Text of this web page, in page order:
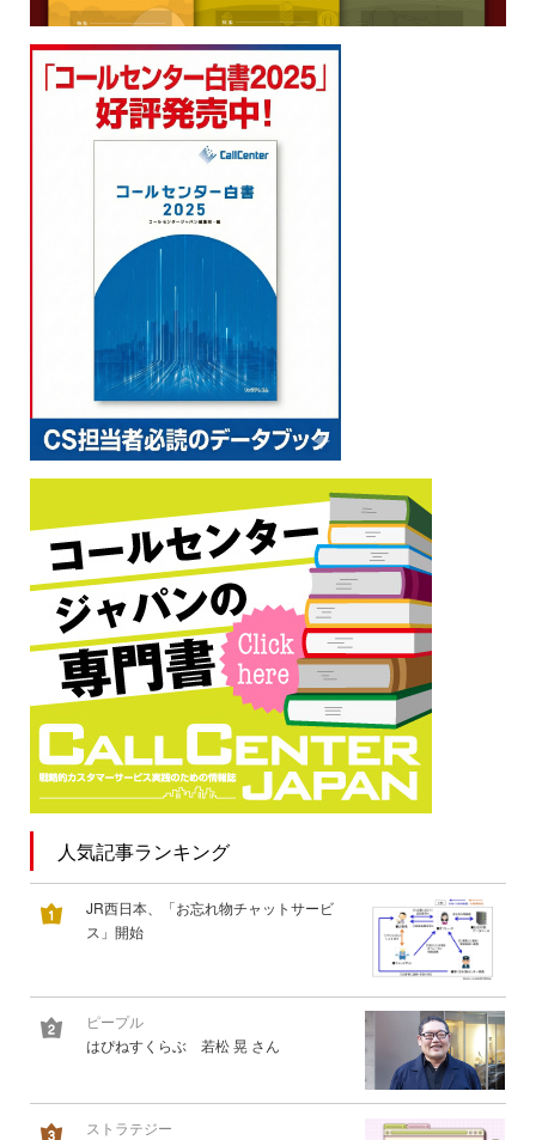
人気記事ランキング
JR西日本、「お忘れ物チャットサービ
ス」開始
ピープル
はぴねすくらぶ 若松 晃 さん
ストラテジー